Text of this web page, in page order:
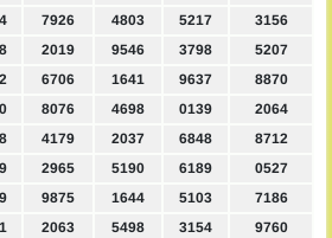
7926 4803 5217
3156
2019 9546 3798
5207
6706 1641 9637
8870
8076 4698 0139
2064
4179 2037 6848
8712
2965 5190 6189
0527
9875 1644 5103
7186
2063 5498 3154
9760